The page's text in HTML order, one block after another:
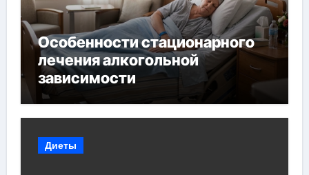
Особенности стационарного
лечения алкогольной
зависимости
Диеты